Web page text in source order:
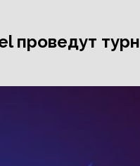
проведут